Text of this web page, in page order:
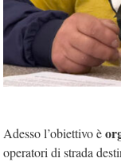
Adesso l’obiettivo è
operatori di strada